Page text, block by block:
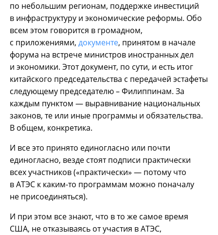
по небольшим регионам, поддержке инвестиций
в инфраструктуру и экономические реформы. Обо
всем этом говорится в громадном,
с приложениями, документе, принятом в начале
форума на встрече министров иностранных дел
и экономики. Этот документ, по сути, и есть итог
китайского председательства с передачей эстафеты
следующему председателю – Филиппинам. За
каждым пунктом — выравнивание национальных
законов, те или иные программы и обязательства.
В общем, конкретика.
И все это принято единогласно или почти
единогласно, везде стоят подписи практически
всех участников («практически» — потому что
в АТЭС к каким-то программам можно поначалу
не присоединяться).
И при этом все знают, что в то же самое время
США, не отказываясь от участия в АТЭС,